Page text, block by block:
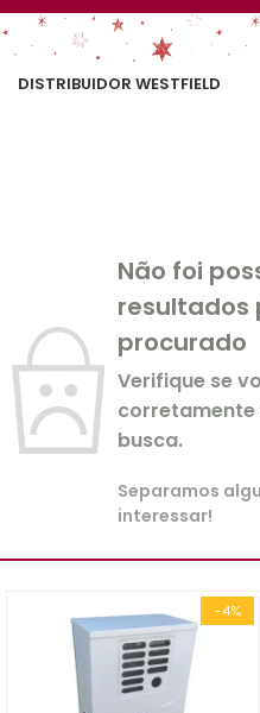
DISTRIBUIDOR WESTFIELD
Não foi
resultados
procurado
Verifique se
corretamente
busca.
Separamos
interessar!
-4%